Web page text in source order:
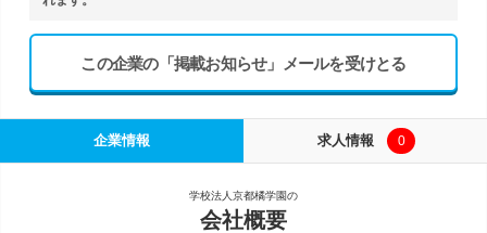
この企業の「掲載お知らせ」メールを受けとる
企業情報 求人情報 0
学校法人京都橘学園の
会社概要